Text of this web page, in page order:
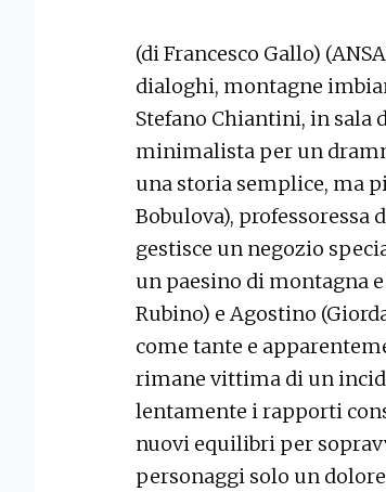
(di Francesco Gallo)
dialoghi, montagne
Stefano Chiantini, in sala
minimalista per un
una storia semplice, ma
Bobulova), professoressa
gestisce un negozio
un paesino di montagna
Rubino) e Agostino
come tante e
rimane vittima di un
lentamente i rapporti
nuovi equilibri per
personaggi solo un